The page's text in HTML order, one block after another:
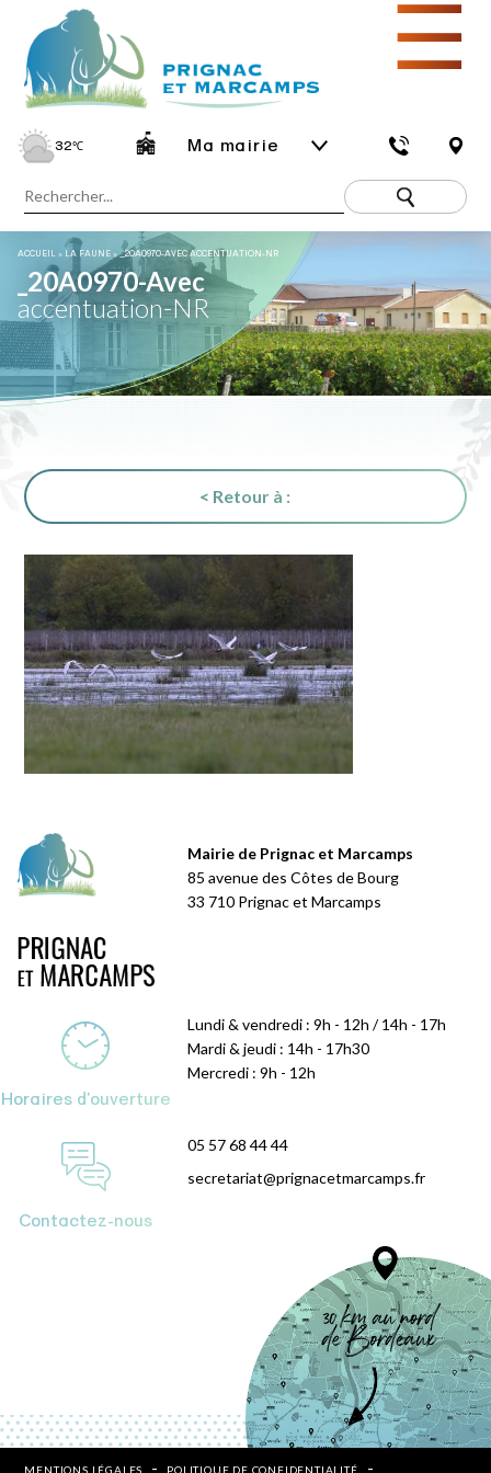
32℃ Ma mairie
☰
ACCUEIL » LA FAUNE »_20A0970-AVEC ACCENTUATION-NR
_20A0970-Avec
accentuation-NR
< Retour à :
Mairie de Prignac et Marcamps
85 avenue des Côtes de Bourg
33 710 Prignac et Marcamps
Horaires d'ouverture
Lundi & vendredi : 9h - 12h / 14h - 17h
Mardi & jeudi : 14h - 17h30
Mercredi : 9h - 12h
Contactez-nous
05 57 68 44 44
secretariat@prignacetmarcamps.fr
MENTIONS LÉGALES POLITIQUE DE CONFIDENTIALITÉ